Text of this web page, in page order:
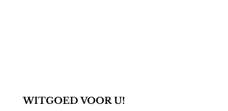
WITGOED VOOR U!